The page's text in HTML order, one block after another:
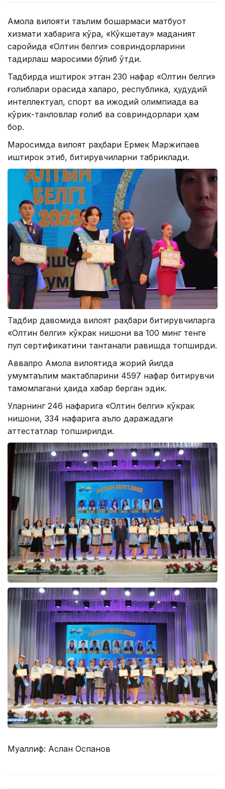
Ақмола вилояти таълим бошқармаси матбуот
хизмати хабарига кўра, «Кўкшетау» маданият
саройида «Олтин белги» совриндорларини
тақдирлаш маросими бўлиб ўтди.
Тадбирда иштирок этган 230 нафар «Олтин белги»
ғолиблари орасида халқаро, республика, ҳудудий
интеллектуал, спорт ва ижодий олимпиада ва
кўрик-танловлар ғолиб ва ​​совриндорлари ҳам
бор.
Маросимда вилоят раҳбари Ермек Маржиқпаев
иштирок этиб, битирувчиларни табриклади.
Тадбир давомида вилоят раҳбари битирувчиларга
«Олтин белги» кўкрак нишони ва 100 минг тенге
пул сертификатини тантанали равишда топширди.
Аввалроқ Ақмола вилоятида жорий йилда
умумтаълим мактабларини 4597 нафар битирувчи
тамомлагани ҳақида хабар берган эдик.
Уларнинг 246 нафарига «Олтин белги» кўкрак
нишони, 334 нафарига аъло даражадаги
аттестатлар топширилди.
Муаллиф: Аслан Оспанов